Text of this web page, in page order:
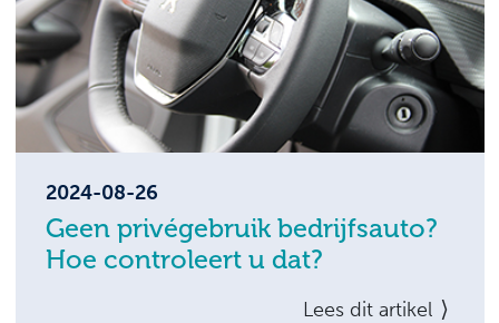
(SDE++). U komt voor subsidie in
aanmerking als grootschalig hernieuwbare
energie wordt opgewekt of als er een
vermindering van de CO2-uitstoot wordt
bereikt.
2024-08-26
Geen privégebruik bedrijfsauto?
Hoe controleert u dat?
Wanneer u als werkgever een werknemer
Lees dit artikel